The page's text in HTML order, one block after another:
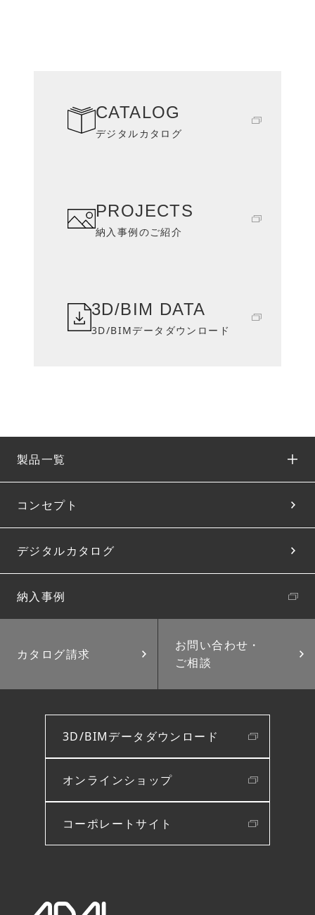
CATALOG
デジタルカタログ
PROJECTS
納入事例のご紹介
3D/BIM DATA
3D/BIMデータダウンロード
製品一覧
コンセプト
デジタルカタログ
納入事例
カタログ請求
お問い合わせ・
ご相談
3D/BIMデータダウンロード
オンラインショップ
コーポレートサイト